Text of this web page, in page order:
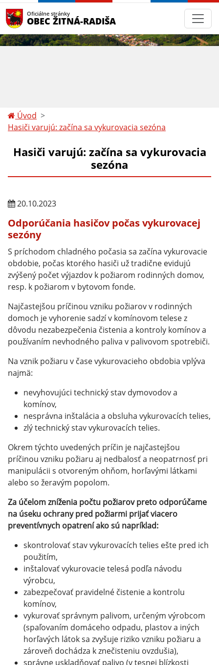
Oficiálne stránky
OBEC ŽITNÁ-RADIŠA
Úvod
Hasiči varujú: začína sa vykurovacia sezóna
Hasiči varujú: začína sa vykurovacia
sezóna
20.10.2023
Odporúčania hasičov počas vykurovacej
sezóny
S príchodom chladného počasia sa začína vykurovacie
obdobie, počas ktorého hasiči už tradične evidujú
zvýšený počet výjazdov k požiarom rodinných domov,
resp. k požiarom v bytovom fonde.
Najčastejšou príčinou vzniku požiarov v rodinných
domoch je vyhorenie sadzí v komínovom telese z
dôvodu nezabezpečenia čistenia a kontroly komínov a
používaním nevhodného paliva v palivovom spotrebiči.
Na vznik požiaru v čase vykurovacieho obdobia vplýva
najmä:
nevyhovujúci technický stav dymovodov a
komínov,
nesprávna inštalácia a obsluha vykurovacích telies,
zlý technický stav vykurovacích telies.
Okrem týchto uvedených príčin je najčastejšou
príčinou vzniku požiaru aj nedbalosť a neopatrnosť pri
manipulácii s otvoreným ohňom, horľavými látkami
alebo so žeravým popolom.
Za účelom zníženia počtu požiarov preto odporúčame
na úseku ochrany pred požiarmi prijať viacero
preventívnych opatrení ako sú napríklad:
skontrolovať stav vykurovacích telies ešte pred ich
použitím,
inštalovať vykurovacie telesá podľa návodu
výrobcu,
zabezpečovať pravidelné čistenie a kontrolu
komínov,
vykurovať správnym palivom, určeným výrobcom
(spaľovaním domáceho odpadu, plastov a iných
horľavých látok sa zvyšuje riziko vzniku požiaru a
zároveň dochádza k znečisteniu ovzdušia),
správne uskladňovať palivo (v tesnej blízkosti